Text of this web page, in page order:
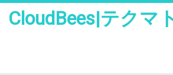
CloudBees|テクマ